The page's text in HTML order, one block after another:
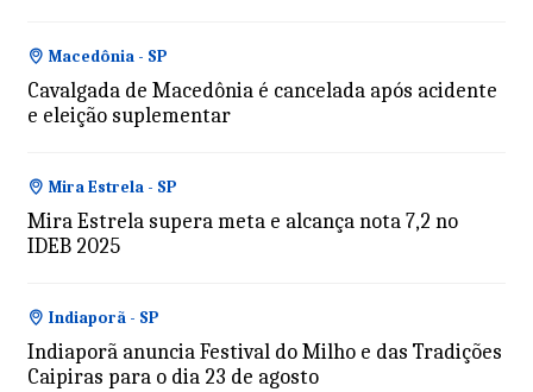
Macedônia - SP
Cavalgada de Macedônia é cancelada após acidente
e eleição suplementar
Mira Estrela - SP
Mira Estrela supera meta e alcança nota 7,2 no
IDEB 2025
Indiaporã - SP
Indiaporã anuncia Festival do Milho e das Tradições
Caipiras para o dia 23 de agosto